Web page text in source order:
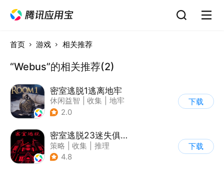
首页 游戏 相关推荐
“Webus”的相关推荐(2)
密室逃脱1逃离地牢
休闲益智 收集
地牢
| 密室逃脱
2.0
下载
密室逃脱23迷失俱乐部
策略 收集
推理
| 密室逃脱
4.8
下载